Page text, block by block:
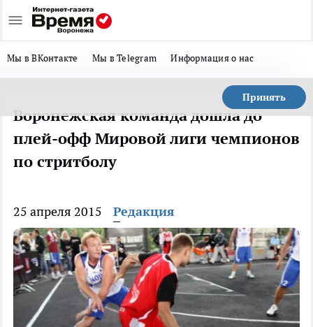
Мы в ВКонтакте Мы в Telegram Информация о нас
Принять
Воронежская команда дошла до
плей-офф Мировой лиги чемпионов
по стритболу
25 апреля 2015 Редакция